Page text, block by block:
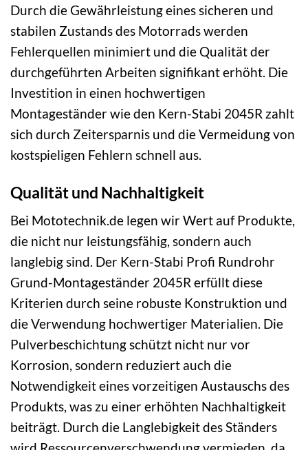
Durch die Gewährleistung eines sicheren und
stabilen Zustands des Motorrads werden
Fehlerquellen minimiert und die Qualität der
durchgeführten Arbeiten signifikant erhöht. Die
Investition in einen hochwertigen
Montageständer wie den Kern-Stabi 2045R zahlt
sich durch Zeitersparnis und die Vermeidung von
kostspieligen Fehlern schnell aus.
Qualität und Nachhaltigkeit
Bei Mototechnik.de legen wir Wert auf Produkte,
die nicht nur leistungsfähig, sondern auch
langlebig sind. Der Kern-Stabi Profi Rundrohr
Grund-Montageständer 2045R erfüllt diese
Kriterien durch seine robuste Konstruktion und
die Verwendung hochwertiger Materialien. Die
Pulverbeschichtung schützt nicht nur vor
Korrosion, sondern reduziert auch die
Notwendigkeit eines vorzeitigen Austauschs des
Produkts, was zu einer erhöhten Nachhaltigkeit
beiträgt. Durch die Langlebigkeit des Ständers